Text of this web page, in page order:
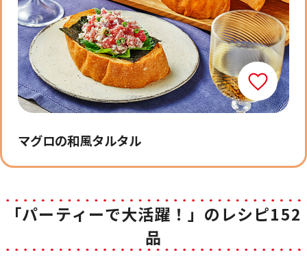
マグロの和風タルタル
「パーティーで大活躍！」のレシピ152
品